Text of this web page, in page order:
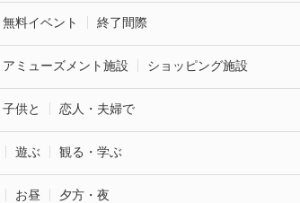
無料イベント 終了間際
アミューズメント施設 ショッピング施設
子供と 恋人・夫婦で
遊ぶ 観る・学ぶ
お昼 夕方・夜